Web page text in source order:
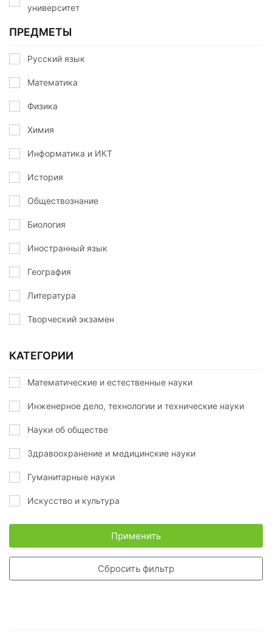
университет
ПРЕДМЕТЫ
Русский язык
Математика
Физика
Химия
Информатика и ИКТ
История
Обществознание
Биология
Иностранный язык
География
Литература
Творческий экзамен
КАТЕГОРИИ
Математические и естественные науки
Инженерное дело, технологии и технические науки
Науки об обществе
Здравоохранение и медицинские науки
Гуманитарные науки
Искусство и культура
Применить
Сбросить фильтр